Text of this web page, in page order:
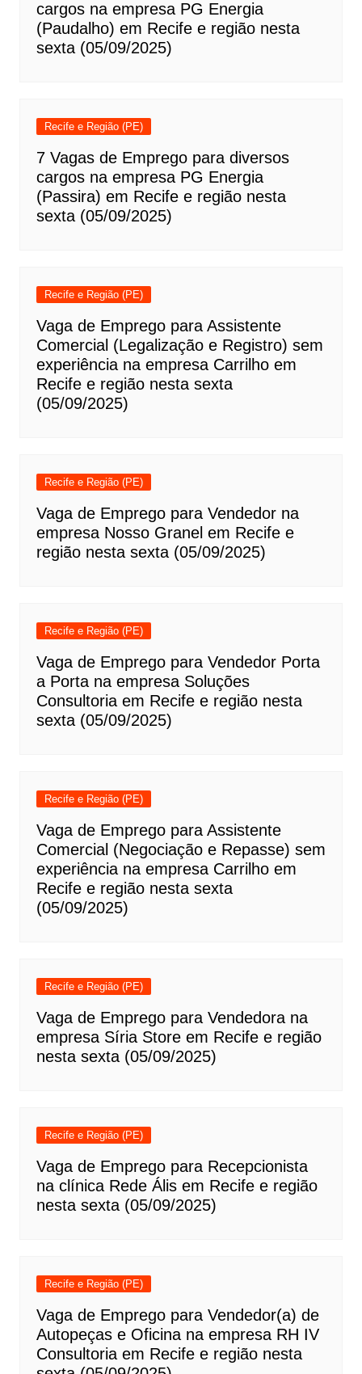
cargos na empresa PG Energia
(Paudalho) em Recife e região nesta
sexta (05/09/2025)
Recife e Região (PE)
7 Vagas de Emprego para diversos
cargos na empresa PG Energia
(Passira) em Recife e região nesta
sexta (05/09/2025)
Recife e Região (PE)
Vaga de Emprego para Assistente
Comercial (Legalização e Registro) sem
experiência na empresa Carrilho em
Recife e região nesta sexta
(05/09/2025)
Recife e Região (PE)
Vaga de Emprego para Vendedor na
empresa Nosso Granel em Recife e
região nesta sexta (05/09/2025)
Recife e Região (PE)
Vaga de Emprego para Vendedor Porta
a Porta na empresa Soluções
Consultoria em Recife e região nesta
sexta (05/09/2025)
Recife e Região (PE)
Vaga de Emprego para Assistente
Comercial (Negociação e Repasse) sem
experiência na empresa Carrilho em
Recife e região nesta sexta
(05/09/2025)
Recife e Região (PE)
Vaga de Emprego para Vendedora na
empresa Síria Store em Recife e região
nesta sexta (05/09/2025)
Recife e Região (PE)
Vaga de Emprego para Recepcionista
na clínica Rede Ális em Recife e região
nesta sexta (05/09/2025)
Recife e Região (PE)
Vaga de Emprego para Vendedor(a) de
Autopeças e Oficina na empresa RH IV
Consultoria em Recife e região nesta